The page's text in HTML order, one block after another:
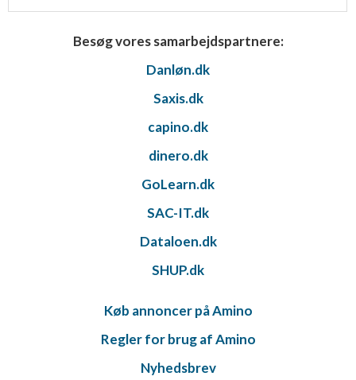
Besøg vores samarbejdspartnere:
Danløn.dk
Saxis.dk
capino.dk
dinero.dk
GoLearn.dk
SAC-IT.dk
Dataloen.dk
SHUP.dk
Køb annoncer på Amino
Regler for brug af Amino
Nyhedsbrev